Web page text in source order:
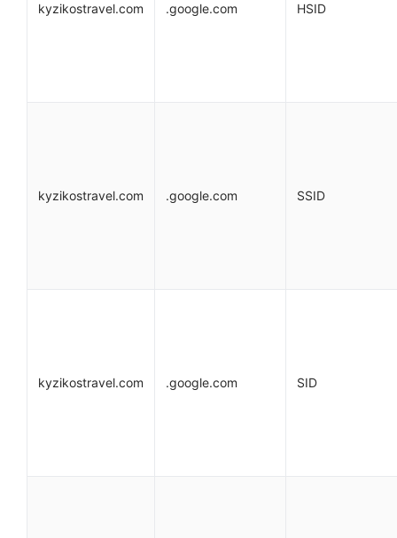
kyzikostravel.com .google.com HSID
kyzikostravel.com .google.com SSID
kyzikostravel.com .google.com SID